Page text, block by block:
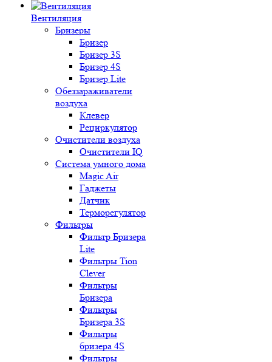
Вентиляция
Бризеры
Бризер
Бризер 3S
Бризер 4S
Бризер Lite
Обеззараживатели
воздуха
Клевер
Рециркулятор
Очистители воздуха
Очистители IQ
Система умного дома
Magic Air
Гаджеты
Датчик
Терморегулятор
Фильтры
Фильтр Бризера
Lite
Фильтры Tion
Clever
Фильтры
Бризера
Фильтры
Бризера 3S
Фильтры
бризера 4S
Фильтры